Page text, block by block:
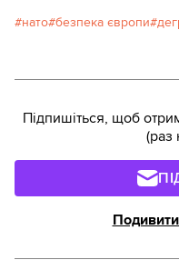
вашій увазі повний
нато безпека європи
Підпишіться, щоб
(раз